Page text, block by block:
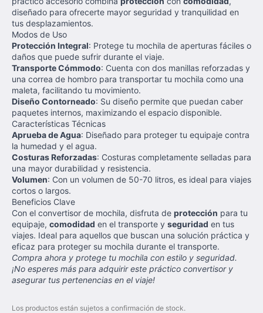
diseñado para ofrecerte mayor seguridad y tranquilidad en
tus desplazamientos.
Modos de Uso
Protección Integral: Protege tu mochila de aperturas fáciles o
daños que puede sufrir durante el viaje.
Transporte Cómmodo: Cuenta con dos manillas reforzadas y
una correa de hombro para transportar tu mochila como una
maleta, facilitando tu movimiento.
Diseño Contorneado: Su diseño permite que puedan caber
paquetes internos, maximizando el espacio disponible.
Características Técnicas
Aprueba de Agua: Diseñado para proteger tu equipaje contra
la humedad y el agua.
Costuras Reforzadas: Costuras completamente selladas para
una mayor durabilidad y resistencia.
Volumen: Con un volumen de 50-70 litros, es ideal para viajes
cortos o largos.
Beneficios Clave
Con el convertisor de mochila, disfruta de protección para tu
equipaje, comodidad en el transporte y seguridad en tus
viajes. Ideal para aquellos que buscan una solución práctica y
eficaz para proteger su mochila durante el transporte.
Compra ahora y protege tu mochila con estilo y seguridad.
¡No esperes más para adquirir este práctico convertisor y
asegurar tus pertenencias en el viaje!
Los productos están sujetos a confirmación de stock.